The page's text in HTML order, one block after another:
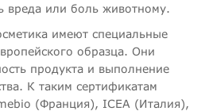
вреда или боль животному.
имеют специальные
образца. Они
продукта и выполнение
К таким сертификатам
(Франция), ICEA (Италия),